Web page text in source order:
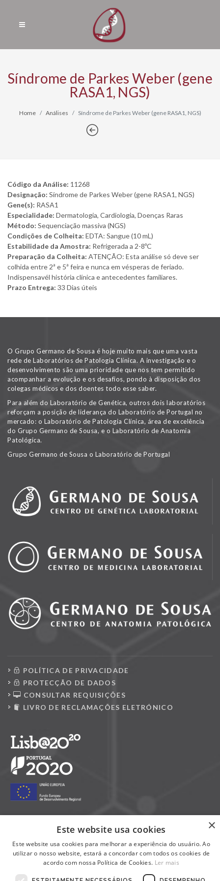
Síndrome de Parkes Weber (gene
RASA1, NGS)
Home Análises Síndrome de Parkes Weber (gene RASA1, NGS)
Código da Análise: 11268
Designação: Síndrome de Parkes Weber (gene RASA1, NGS)
Gene(s): RASA1
Especialidade: Dermatologia, Cardiologia, Doenças Raras
Método: Sequenciação massiva (NGS)
Condições de Colheita: EDTA: Sangue (10 mL)
Estabilidade da Amostra: Refrigerada a 2-8ºC
Preparação da Colheita: ATENÇÃO: Esta análise só deve ser
colhida entre 2ª e 5ª feira e nunca em vésperas de feriado.
Indispensavél história clínica e antecedentes familiares.
Prazo Entrega: 33 Dias úteis
O Grupo Germano de Sousa é hoje muito mais que uma vasta
rede de Laboratórios de Patologia Clínica. A investigação e o
desenvolvimento são uma prioridade que nos tem permitido
acompanhar a evolução e os desafios, pondo à disposição dos
colegas médicos e dos doentes todo esse saber.
Para além do Laboratório de Genética, outros dois laboratórios
reforçam a posição de liderança do Laboratório de Portugal no
mercado: o Laboratório de Patologia Clínica, área de excelência
do Grupo Germano de Sousa, e o Laboratório de Anatomia
Patológica.
Grupo Germano de Sousa o Laboratório de Portugal
POLÍTICA DE PRIVACIDADE
PROTECÇÃO DE DADOS
CONSULTAR REQUISIÇÕES
LIVRO DE RECLAMAÇÕES ELETRÓNICO
×
Este website usa cookies
Este website usa cookies para melhorar a experiência do usuário. Ao
utilizar o nosso website, estará a concordar com todos os cookies de
acordo com nossa Política de Cookies. Ler mais